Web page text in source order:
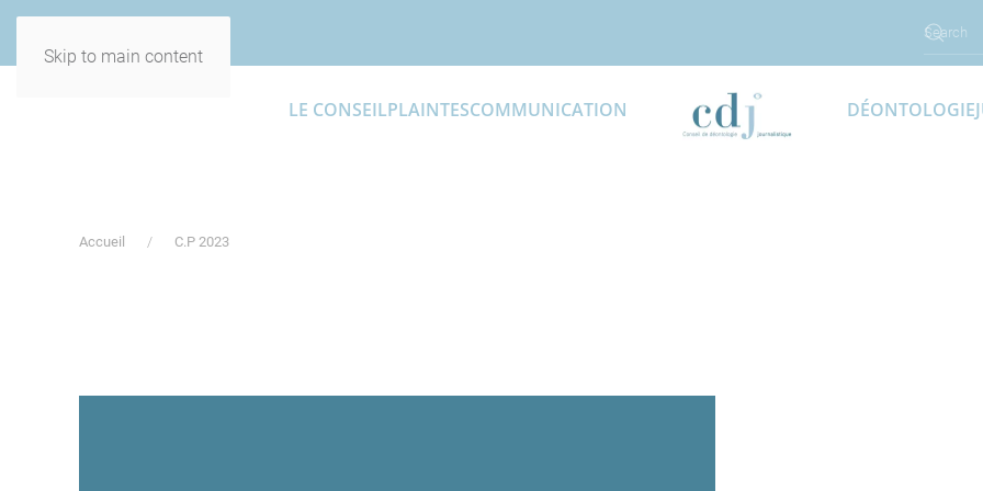
Skip to main content
LE CONSEILPLAINTESCOMMUNICATION DÉONTOLOGIE
Accueil C.P 2023